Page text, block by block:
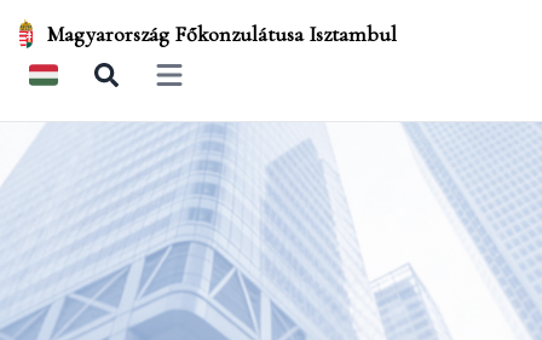
Magyarország Főkonzulátusa Isztambul
Open main menu